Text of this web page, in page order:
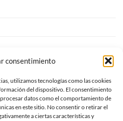
consentimiento
utilizamos tecnologías como las cookies
del dispositivo. El consentimiento
datos como el comportamiento de
en este sitio. No consentir o retirar el
a ciertas características y